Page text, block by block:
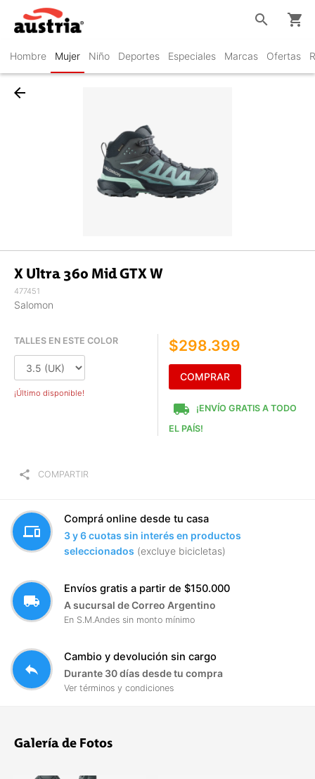
Hombre Mujer Niño Deportes Especiales Marcas Ofertas
search shopping_cart
arrow_back
X Ultra 360 Mid GTX W
477451
Salomon
TALLES EN ESTE COLOR
¡Último disponible!
$298.399
COMPRAR
local_shipping
¡ENVÍO GRATIS A TODO
EL PAÍS!
share COMPARTIR
devices
Comprá online desde tu casa
3 y 6 cuotas sin interés en productos
seleccionados (excluye bicicletas)
local_shipping
Envíos gratis a partir de $150.000
A sucursal de Correo Argentino
En S.M.Andes sin monto mínimo
reply
Cambio y devolución sin cargo
Durante 30 días desde tu compra
Ver términos y condiciones
Galería de Fotos